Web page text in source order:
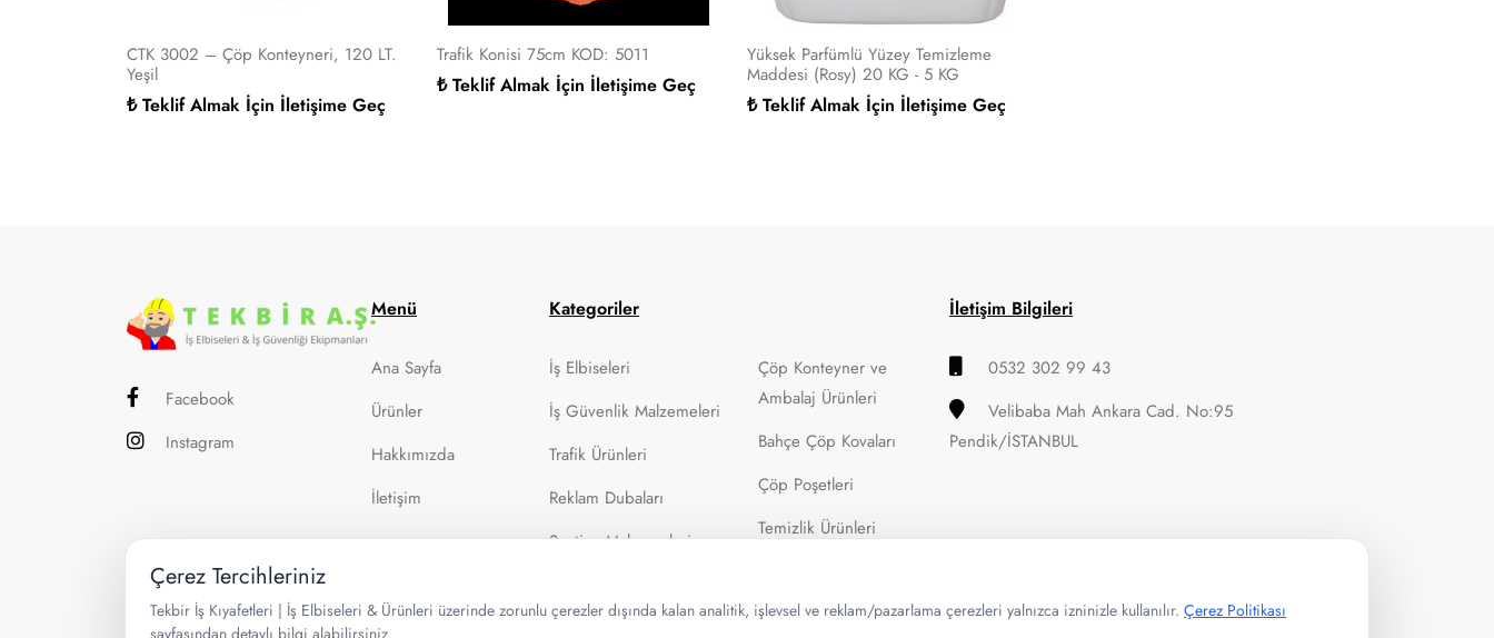
CTK 3002 – Çöp Konteyneri, 120 LT.
Yeşil
₺ Teklif Almak İçin İletişime Geç
Trafik Konisi 75cm KOD: 5011
₺ Teklif Almak İçin İletişime Geç
Yüksek Parfümlü Yüzey Temizleme
Maddesi (Rosy) 20 KG - 5 KG
₺ Teklif Almak İçin İletişime Geç
Facebook
Instagram
Menü
Ana Sayfa
Ürünler
Hakkımızda
İletişim
Kategoriler
İş Elbiseleri
İş Güvenlik Malzemeleri
Trafik Ürünleri
Reklam Dubaları
Şantiye Malzemeleri
Çöp Konteyner ve
Ambalaj Ürünleri
Bahçe Çöp Kovaları
Çöp Poşetleri
Temizlik Ürünleri
İletişim Bilgileri
0532 302 99 43
Velibaba Mah Ankara Cad. No:95
Pendik/İSTANBUL
Çerez Tercihleriniz
Tekbir İş Kıyafetleri | İş Elbiseleri & Ürünleri üzerinde zorunlu çerezler dışında kalan analitik, işlevsel ve reklam/pazarlama çerezleri yalnızca izninizle kullanılır. Çerez Politikası
sayfasından detaylı bilgi alabilirsiniz.